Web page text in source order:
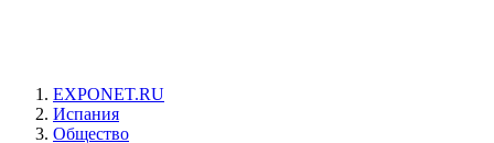
EXPONET.RU
Испания
Общество